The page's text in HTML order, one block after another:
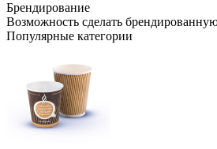
Брендирование
Возможность сделать
Популярные категории